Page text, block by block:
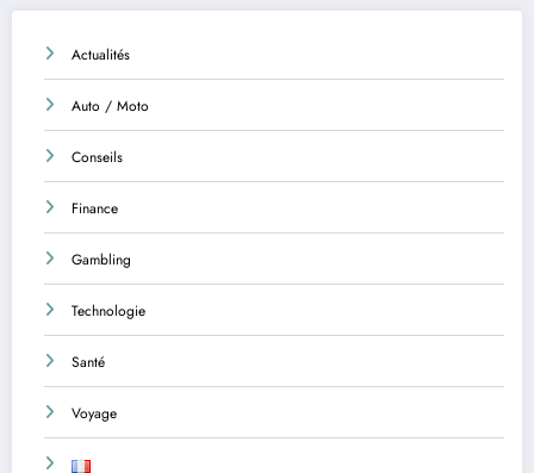
Actualités
Auto / Moto
Conseils
Finance
Gambling
Technologie
Santé
Voyage